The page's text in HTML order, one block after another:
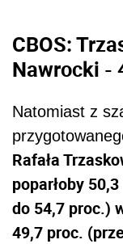
CBOS:
Nawrocki -
Natomiast z
Rafała
poparłoby
do 54,7 proc.)
49,7 proc.